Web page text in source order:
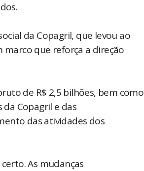
da Copagril, que levou ao
marco que reforça a direção
de R$ 2,5 bilhões, bem como
Copagril e das
das atividades dos
As mudanças